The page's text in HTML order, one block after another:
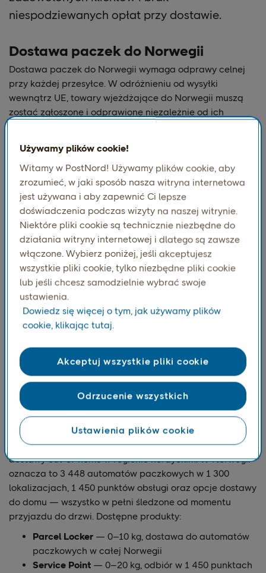
niespodziewanych opłat przy dostawie.
Dostawa paczek do Norwegii
Dostawa paczek do Norwegii wymaga odprawy celnej
przy każdej przesyłce. W odróżnieniu od wysyłki
wewnątrz UE, towary wjeżdżające do Norwegii muszą
zostać zgłoszone i odprawione niezależnie od ich
międzynarodowych przesyłek do Norwegii, niezależnie
od tego, czy nadajesz paczkę do Norwegii z Polski,
Niemiec, Szwecji, Wielkiej Brytanii czy innego kraju.
Sposób rozliczania podatku VAT decyduje o tym, jak
Twoi norwescy klienci odebiorą dostawę. Dwa główne
podejścia to:
DDP (Delivered Duty Paid) przez VOEC—
pobierasz i odprowadzasz norweski VAT przy kasie.
Klienci otrzymują paczkę bez żadnych
dodatkowych opłat.
DDU (Delivered Duty Unpaid)— klient płaci VAT i
opłaty celne przed odbiorem lub przy dostawie.
Dla większości firm skupionych na dostawie paczek do
Norwegii dla konsumentów, VOEC jest zalecanym
rozwiązaniem.
Produkty dostawcze PostNord dla Norwegii
PostNord prowadzi najbardziej rozbudowaną sieć
dostawy out-of-home w regionie nordyckim. W Norwegii
oznacza to 3 448 automatów paczkowych w 1 300
lokalizacjach, 1 450 punktów obsługi oraz opcje dostawy
do domu — wszystko w pełni śledzone od momentu
przyjazdu do drzwi. Dostępne produkty:
Parcel Locker — 0–10 kg, dostawa do automatów
paczkowych w całej Norwegii
Service Point — 0–20 kg, odbiór w 1 450 punktach
Używamy plików cookie!
Witamy w PostNord! Używamy plików cookie, aby
zrozumieć, w jaki sposób nasza witryna internetowa
jest używana i aby zapewnić Ci lepsze
doświadczenia podczas wizyty na naszej witrynie.
Niektóre pliki cookie są technicznie niezbędne do
działania witryny internetowej i dlatego są zawsze
włączone. Wybierz poniżej, jeśli akceptujesz
wszystkie pliki cookie, tylko niezbędne pliki cookie
lub jeśli chcesz samodzielnie wybrać swoje
ustawienia.
Dowiedz się więcej o tym, jak używamy plików
cookie, klikając tutaj.
Ustawienia plików cookie
Odrzucenie wszystkich
Akceptuj wszystkie pliki cookie